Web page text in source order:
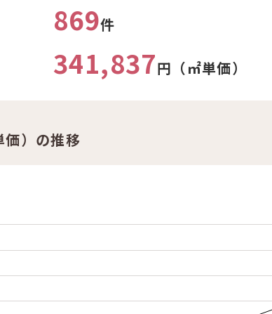
869件
341,837円（㎡単価）
価）の推移